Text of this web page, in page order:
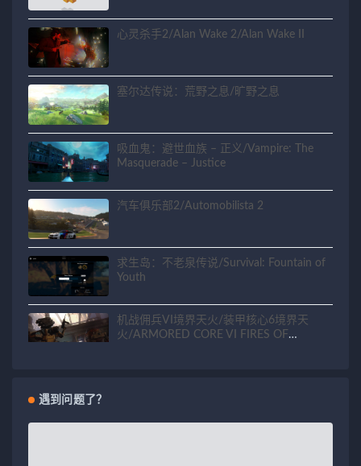
心灵杀手2/Alan Wake 2/Alan Wake II
塞尔达传说：荒野之息/旷野之息
吸血鬼：避世血族 – 正义/Vampire: The
Masquerade – Justice
汽车俱乐部2/Automobilista 2
求生岛：不老泉传说/Survival: Fountain of
Youth
机战佣兵VI境界天火/装甲核心6境界天
火/ARMORED CORE VI FIRES OF
遇到问题了？